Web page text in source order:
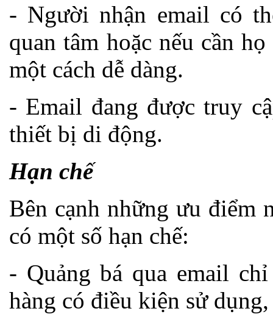
- Người nhận email có
quan tâm hoặc nếu cần
một cách dễ dàng.
- Email đang được truy
thiết bị di động.
Hạn chế
Bên cạnh những ưu điểm
có một số hạn chế:
- Quảng bá qua email
hàng có điều kiện sử